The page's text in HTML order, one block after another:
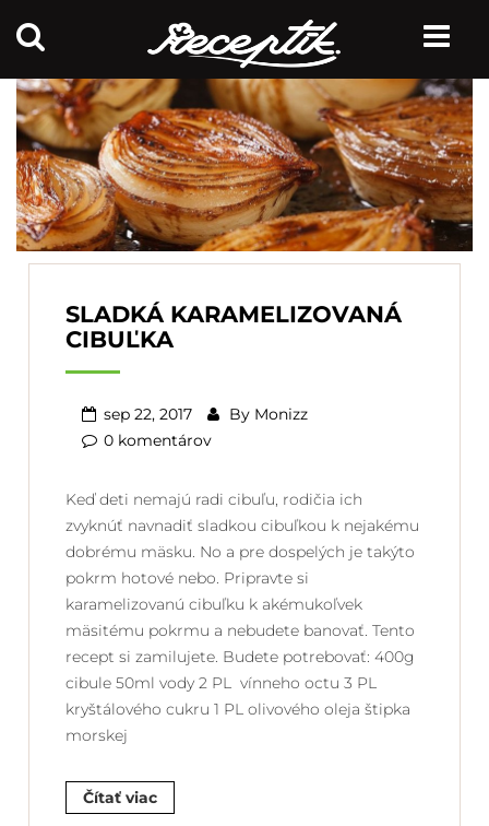
SLADKÁ KARAMELIZOVANÁ
CIBUĽKA
sep 22, 2017 By Monizz
0 komentárov
Keď deti nemajú radi cibuľu, rodičia ich
zvyknúť navnadiť sladkou cibuľkou k nejakému
dobrému mäsku. No a pre dospelých je takýto
pokrm hotové nebo. Pripravte si
karamelizovanú cibuľku k akémukoľvek
mäsitému pokrmu a nebudete banovať. Tento
recept si zamilujete. Budete potrebovať: 400g
cibule 50ml vody 2 PL vínneho octu 3 PL
kryštálového cukru 1 PL olivového oleja štipka
morskej
Čítať viac